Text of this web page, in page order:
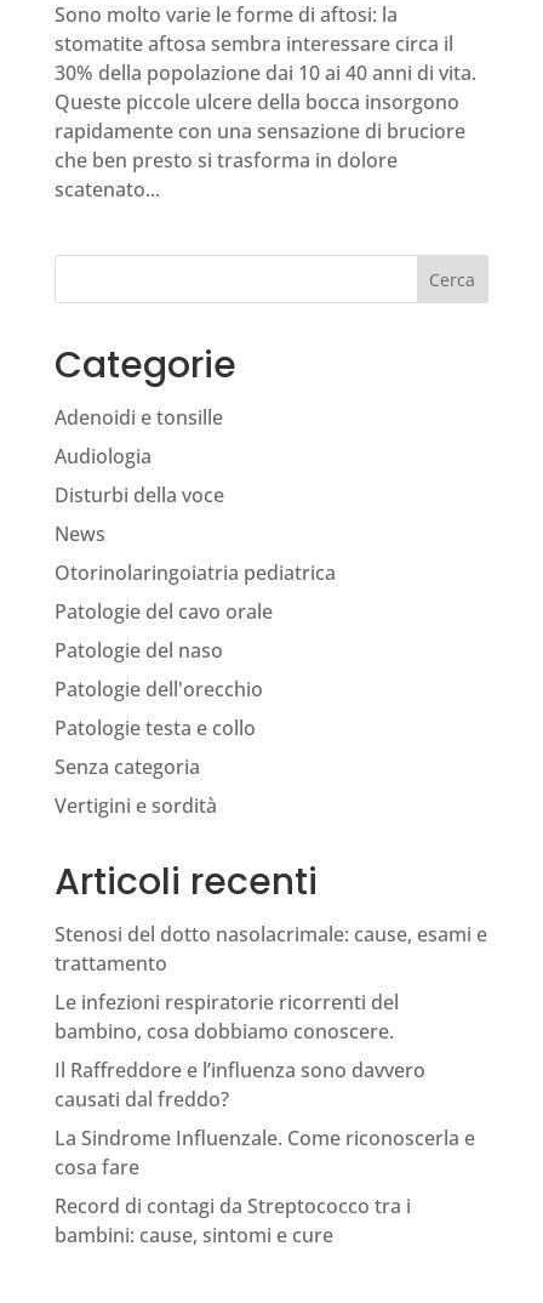
Sono molto varie le forme di aftosi: la
stomatite aftosa sembra interessare circa il
30% della popolazione dai 10 ai 40 anni di vita.
Queste piccole ulcere della bocca insorgono
rapidamente con una sensazione di bruciore
che ben presto si trasforma in dolore
scatenato...
Cerca
Categorie
Adenoidi e tonsille
Audiologia
Disturbi della voce
News
Otorinolaringoiatria pediatrica
Patologie del cavo orale
Patologie del naso
Patologie dell'orecchio
Patologie testa e collo
Senza categoria
Vertigini e sordità
Articoli recenti
Stenosi del dotto nasolacrimale: cause, esami e
trattamento
Le infezioni respiratorie ricorrenti del
bambino, cosa dobbiamo conoscere.
Il Raffreddore e l’influenza sono davvero
causati dal freddo?
La Sindrome Influenzale. Come riconoscerla e
cosa fare
Record di contagi da Streptococco tra i
bambini: cause, sintomi e cure